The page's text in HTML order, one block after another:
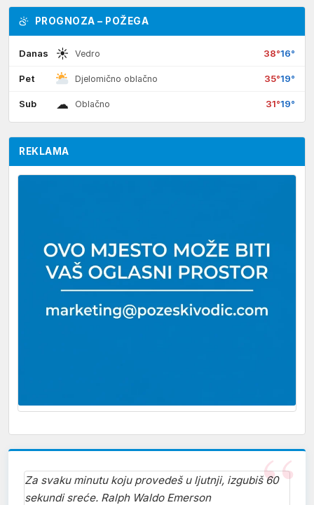
PROGNOZA – POŽEGA
Danas ☀ Vedro 38°16°
Pet Djelomično oblačno 35°19°
Sub ☁ Oblačno 31°19°
REKLAMA
Za svaku minutu koju provedeš u ljutnji, izgubiš 60
sekundi sreće. Ralph Waldo Emerson